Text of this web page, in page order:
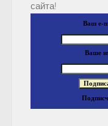
сайта!
Ваш e-
Ваше